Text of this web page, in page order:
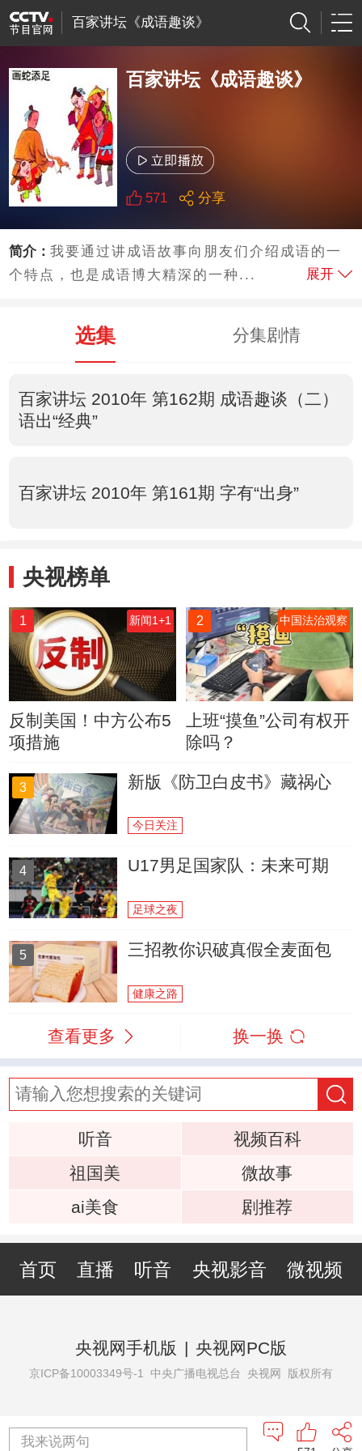
百家讲坛《成语趣谈》
百家讲坛《成语趣谈》
571 分享
简介：我要通过讲成语故事向朋友们介绍成语的一
个特点，也是成语博大精深的一种...
展开
选集 分集剧情
百家讲坛 2010年 第162期 成语趣谈（二）
语出“经典”
百家讲坛 2010年 第161期 字有“出身”
央视榜单
1 新闻1+1
反制美国！中方公布5
项措施
2 中国法治观察
上班“摸鱼”公司有权开
除吗？
3 新版《防卫白皮书》藏祸心
今日关注
4 U17男足国家队：未来可期
足球之夜
5 三招教你识破真假全麦面包
健康之路
查看更多 换一换
听音
视频百科
祖国美
微故事
ai美食
剧推荐
首页 直播 听音 央视影音 微视频
央视网手机版 | 央视网PC版
京ICP备10003349号-1 中央广播电视总台 央视网 版权所有
我来说两句